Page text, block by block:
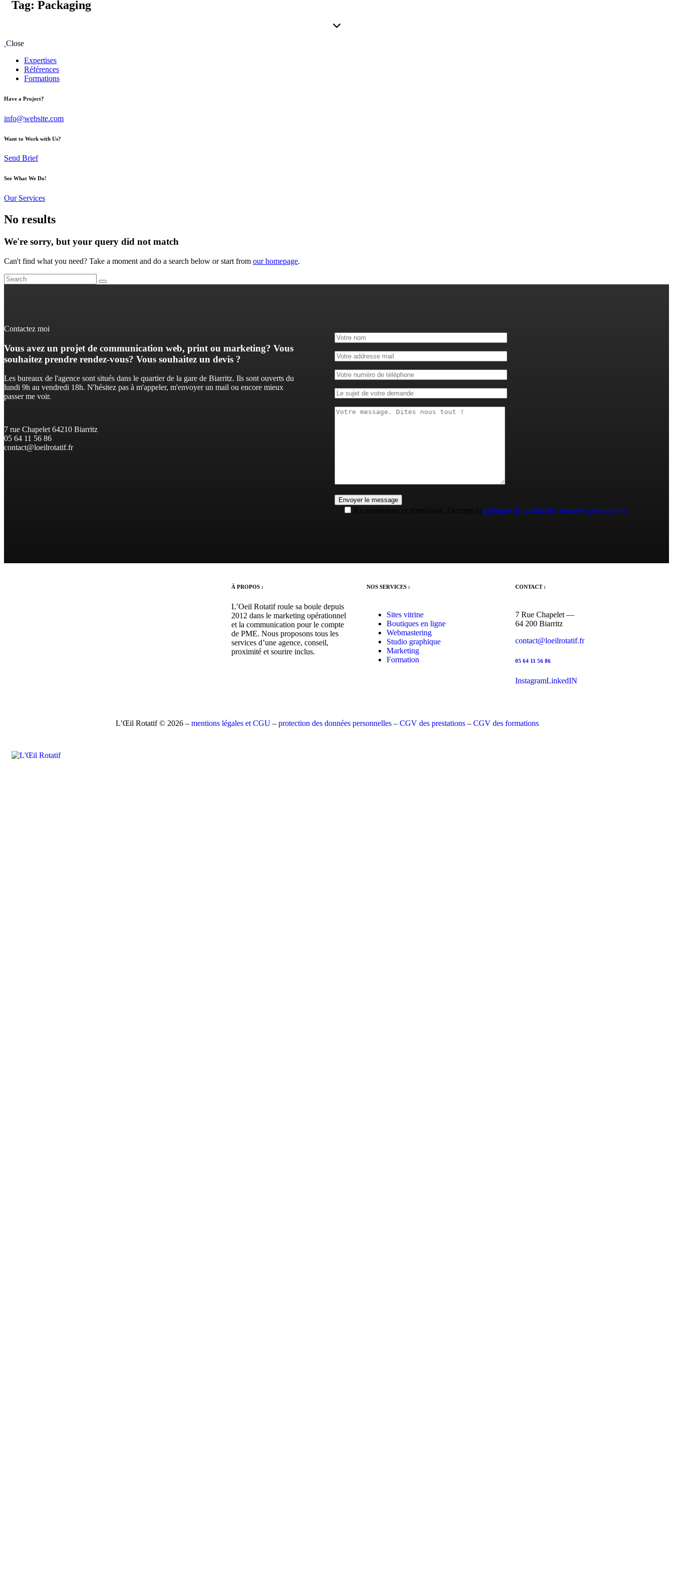
Tag: Packaging
Close
Expertises
Références
Formations
Have a Project?
info@website.com
Want to Work with Us?
Send Brief
See What We Do!
Our Services
No results
We're sorry, but your query did not match
Can't find what you need? Take a moment and do a search below or start from our homepage.
Contactez moi
Vous avez un projet de communication web, print ou marketing? Vous
souhaitez prendre rendez-vous? Vous souhaitez un devis ?
Les bureaux de l'agence sont situés dans le quartier de la gare de Biarritz. Ils sont ouverts du
lundi 9h au vendredi 18h. N'hésitez pas à m'appeler, m'envoyer un mail ou encore mieux
passer me voir.
7 rue Chapelet 64210 Biarritz
05 64 11 56 86
contact@loeilrotatif.fr
politique de gestion des données personnelles
À PROPOS :
L’Oeil Rotatif roule sa boule depuis
2012 dans le marketing opérationnel
et la communication pour le compte
de PME. Nous proposons tous les
services d’une agence, conseil,
proximité et sourire inclus.
NOS SERVICES :
Sites vitrine
Boutiques en ligne
Webmastering
Studio graphique
Marketing
Formation
CONTACT :
7 Rue Chapelet —
64 200 Biarritz
contact@loeilrotatif.fr
05 64 11 56 86
InstagramLinkedIN
L’Œil Rotatif © 2026 – mentions légales et CGU– protection des données personnelles– CGV des prestations– CGV des formations